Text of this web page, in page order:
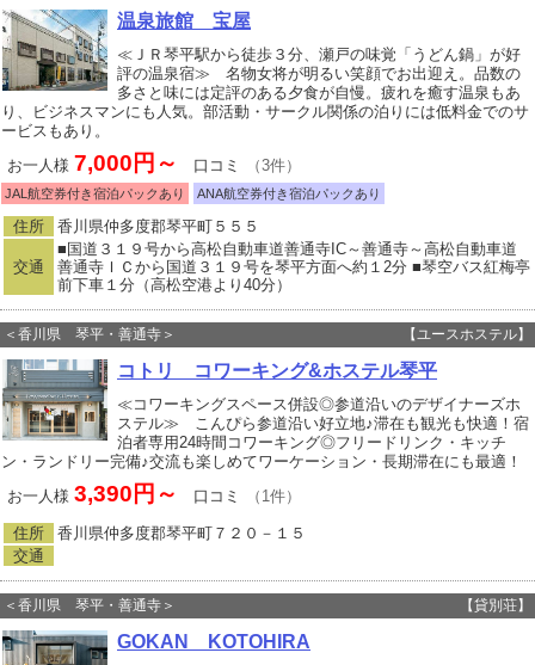
温泉旅館 宝屋
≪ＪＲ琴平駅から徒歩３分、瀬戸の味覚「うどん鍋」が好
評の温泉宿≫ 名物女将が明るい笑顔でお出迎え。品数の
多さと味には定評のある夕食が自慢。疲れを癒す温泉もあ
り、ビジネスマンにも人気。部活動・サークル関係の泊りには低料金でのサ
ービスもあり。
お一人様 7,000円～ 口コミ （3件）
JAL航空券付き宿泊パックあり ANA航空券付き宿泊パックあり
住所 香川県仲多度郡琴平町５５５
交通
■国道３１９号から高松自動車道善通寺IC～善通寺～高松自動車道
善通寺ＩＣから国道３１９号を琴平方面へ約１2分 ■琴空バス紅梅亭
前下車１分（高松空港より40分）
＜香川県 琴平・善通寺＞ 【ユースホステル】
コトリ コワーキング&ホステル琴平
≪コワーキングスペース併設◎参道沿いのデザイナーズホ
ステル≫ こんぴら参道沿い好立地♪滞在も観光も快適！宿
泊者専用24時間コワーキング◎フリードリンク・キッチ
ン・ランドリー完備♪交流も楽しめてワーケーション・長期滞在にも最適！
お一人様 3,390円～ 口コミ （1件）
住所
香川県仲多度郡琴平町７２０－１５
交通
＜香川県 琴平・善通寺＞ 【貸別荘】
GOKAN KOTOHIRA